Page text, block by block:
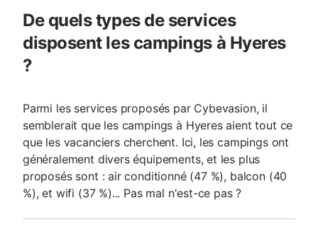
De quels types de services
disposent les campings à Hyeres
?
Parmi les services proposés par Cybevasion, il
semblerait que les campings à Hyeres aient tout ce
que les vacanciers cherchent. Ici, les campings ont
généralement divers équipements, et les plus
proposés sont : air conditionné (47 %), balcon (40
%), et wifi (37 %)... Pas mal n'est-ce pas ?